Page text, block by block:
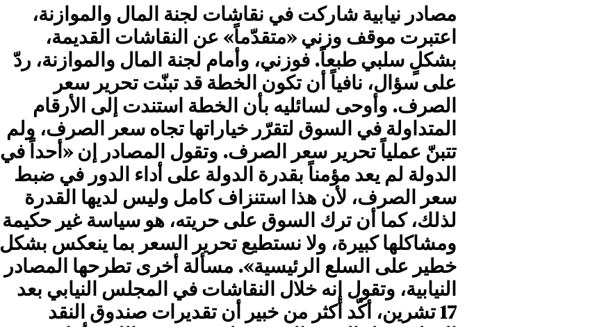
مصادر نيابية شاركت في نقاشات لجنة المال والموازنة،
اعتبرت موقف وزني «متقدّماً» عن النقاشات القديمة،
بشكلٍ سلبي طبعاً. فوزني، وأمام لجنة المال والموازنة، ردّ
على سؤال، نافياً أن تكون الخطة قد تبنّت تحرير سعر
الصرف. وأوحى لسائليه بأن الخطة استندت إلى الأرقام
المتداولة في السوق لتقرّر خياراتها تجاه سعر الصرف، ولم
تتبنّ عملياً تحرير سعر الصرف. وتقول المصادر إن «أحداً في
الدولة لم يعد مؤمناً بقدرة الدولة على أداء الدور في ضبط
سعر الصرف، لأن هذا استنزاف كامل وليس لديها القدرة
لذلك، كما أن ترك السوق على حريته، هو سياسة غير حكيمة
ومشاكلها كبيرة، ولا نستطيع تحرير السعر بما ينعكس بشكل
خطير على السلع الرئيسية». مسألة أخرى تطرحها المصادر
النيابية، وتقول إنه خلال النقاشات في المجلس النيابي بعد
17 تشرين، أكّد أكثر من خبير أن تقديرات صندوق النقد